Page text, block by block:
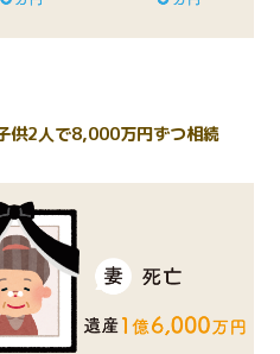
供2人で8,000万円ずつ相続